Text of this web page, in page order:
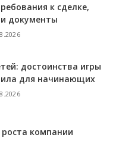
к сделке,
документы
достоинства игры
для начинающих
компании